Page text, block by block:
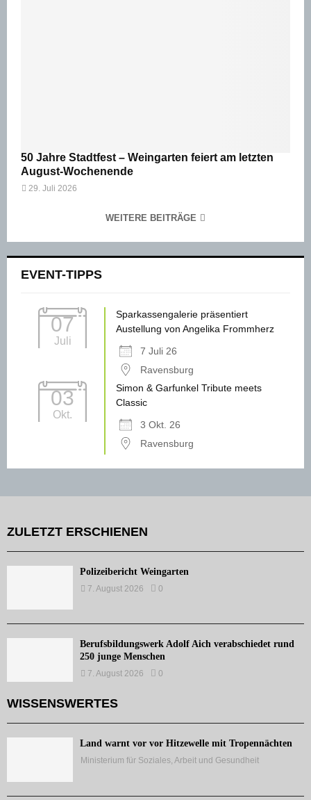
50 Jahre Stadtfest – Weingarten feiert am letzten
August-Wochenende
29. Juli 2026
WEITERE BEITRÄGE
EVENT-TIPPS
07
Juli
Sparkassengalerie präsentiert
Austellung von Angelika Frommherz
7 Juli 26
Ravensburg
03
Okt.
Simon & Garfunkel Tribute meets
Classic
3 Okt. 26
Ravensburg
ZULETZT ERSCHIENEN
Polizeibericht Weingarten
7. August 2026 0
Berufsbildungswerk Adolf Aich verabschiedet rund
250 junge Menschen
7. August 2026 0
WISSENSWERTES
Land warnt vor vor Hitzewelle mit Tropennächten
Ministerium für Soziales, Arbeit und Gesundheit